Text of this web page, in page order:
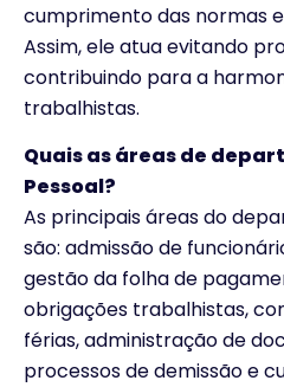
cumprimento das normas
Assim, ele atua evitando
contribuindo para a
trabalhistas.
Quais as áreas de
Pessoal?
As principais áreas do
são: admissão de
gestão da folha de
obrigações trabalhistas,
férias, administração de
processos de demissão e